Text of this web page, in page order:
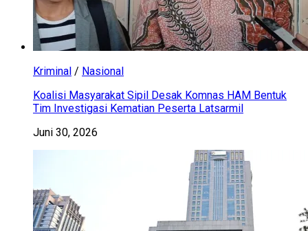
Kriminal / Nasional
Koalisi Masyarakat Sipil Desak Komnas HAM Bentuk
Tim Investigasi Kematian Peserta Latsarmil
Juni 30, 2026